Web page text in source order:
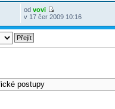
odvovi
v 17 čer 2009 10:16